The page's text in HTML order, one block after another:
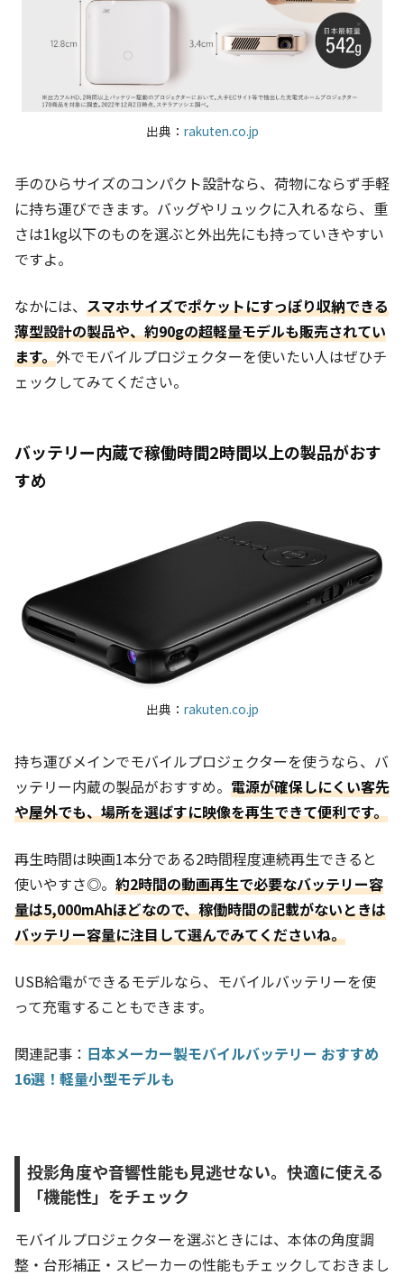
出典： rakuten.co.jp
手のひらサイズのコンパクト設計なら、荷物にならず手軽
に持ち運びできます。バッグやリュックに入れるなら、重
さは1kg以下のものを選ぶと外出先にも持っていきやすい
ですよ。
なかには、 スマホサイズでポケットにすっぽり収納できる
薄型設計の製品や、約90gの超軽量モデルも販売されてい
ます。外でモバイルプロジェクターを使いたい人はぜひチ
ェックしてみてください。
バッテリー内蔵で稼働時間2時間以上の製品がおす
すめ
出典： rakuten.co.jp
持ち運びメインでモバイルプロジェクターを使うなら、バ
ッテリー内蔵の製品がおすすめ。 電源が確保しにくい客先
や屋外でも、場所を選ばすに映像を再生できて便利です。
再生時間は映画1本分である2時間程度連続再生できると
使いやすさ◎。 約2時間の動画再生で必要なバッテリー容
量は5,000mAhほどなので、稼働時間の記載がないときは
バッテリー容量に注目して選んでみてくださいね。
USB給電ができるモデルなら、モバイルバッテリーを使
って充電することもできます。
関連記事： 日本メーカー製モバイルバッテリー おすすめ
16選！軽量小型モデルも
投影角度や音響性能も見逃せない。快適に使える
「機能性」をチェック
モバイルプロジェクターを選ぶときには、本体の角度調
整・台形補正・スピーカーの性能もチェックしておきまし